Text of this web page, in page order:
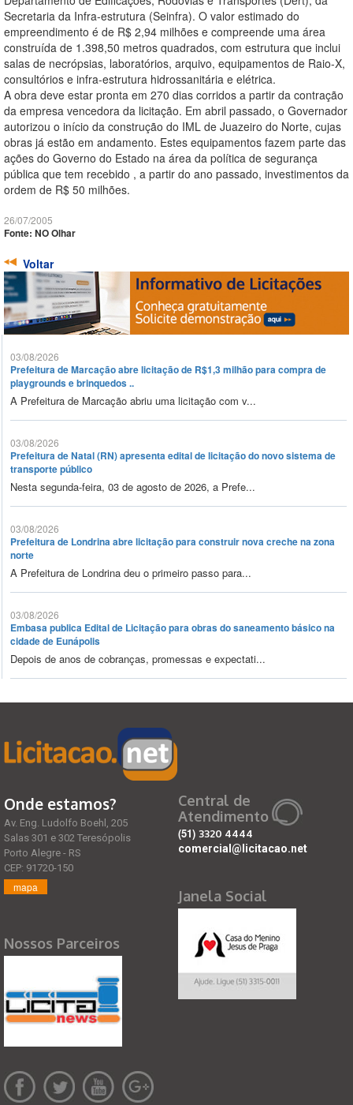
Secretaria da Infra-estrutura (Seinfra). O valor estimado do
empreendimento é de R$ 2,94 milhões e compreende uma área
construída de 1.398,50 metros quadrados, com estrutura que inclui
salas de necrópsias, laboratórios, arquivo, equipamentos de Raio-X,
consultórios e infra-estrutura hidrossanitária e elétrica.
A obra deve estar pronta em 270 dias corridos a partir da contração
da empresa vencedora da licitação. Em abril passado, o Governador
autorizou o início da construção do IML de Juazeiro do Norte, cujas
obras já estão em andamento. Estes equipamentos fazem parte das
ações do Governo do Estado na área da política de segurança
pública que tem recebido , a partir do ano passado, investimentos da
ordem de R$ 50 milhões.
26/07/2005
Fonte: NO Olhar
Voltar
03/08/2026
Prefeitura de Marcação abre licitação de R$1,3 milhão para compra de
playgrounds e brinquedos ..
A Prefeitura de Marcação abriu uma licitação com v...
03/08/2026
Prefeitura de Natal (RN) apresenta edital de licitação do novo sistema de
transporte público
Nesta segunda-feira, 03 de agosto de 2026, a Prefe...
03/08/2026
Prefeitura de Londrina abre licitação para construir nova creche na zona
norte
A Prefeitura de Londrina deu o primeiro passo para...
03/08/2026
Embasa publica Edital de Licitação para obras do saneamento básico na
cidade de Eunápolis
Depois de anos de cobranças, promessas e expectati...
Onde estamos?
Av. Eng. Ludolfo Boehl, 205
Salas 301 e 302 Teresópolis
Porto Alegre - RS
CEP: 91720-150
mapa
Nossos Parceiros
Central de
Atendimento
(51) 3320 4444
comercial@licitacao.net
Janela Social